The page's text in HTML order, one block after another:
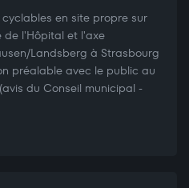
en site propre sur
de l'Hôpital et l'axe
Landsberg à Strasbourg
préalable avec le public au
du Conseil municipal -